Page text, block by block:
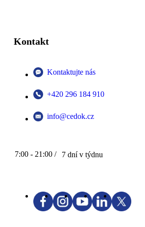
Kontakt
Kontaktujte nás
+420 296 184 910
info@cedok.cz
7:00 - 21:00 / 7 dní v týdnu